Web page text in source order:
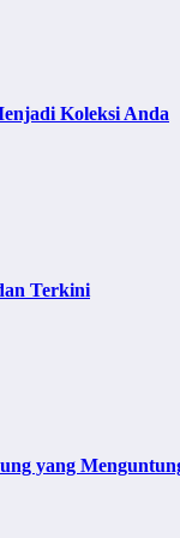
Koleksi Anda
Terkini
yang